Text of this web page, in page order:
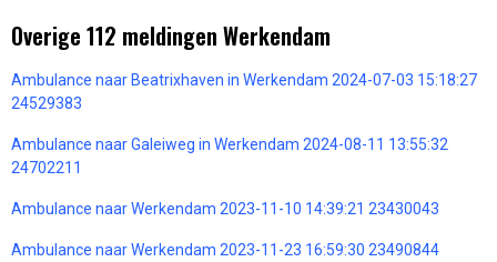
Overige 112 meldingen Werkendam
Ambulance naar Beatrixhaven in Werkendam 2024-07-03 15:18:27
24529383
Ambulance naar Galeiweg in Werkendam 2024-08-11 13:55:32
24702211
Ambulance naar Werkendam 2023-11-10 14:39:21 23430043
Ambulance naar Werkendam 2023-11-23 16:59:30 23490844